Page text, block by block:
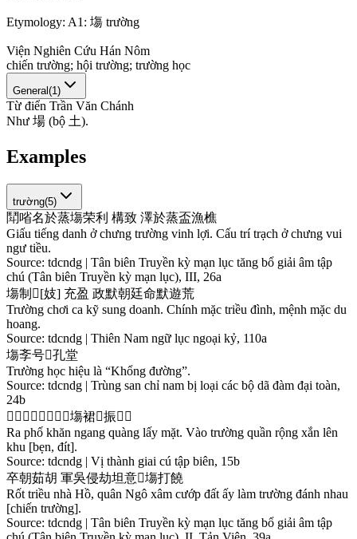
Etymology: A1: 塲 trường
Viện Nghiên Cứu Hán Nôm
chiến trường; hội trường; trường học
General (1 )
Từ điển Trần Văn Chánh
Như 場 (bộ 土).
Examples
trường(5)
鬦㗂名於蒸塲荣利 構致 澤於蒸盃漁樵
Giấu tiếng danh ở chưng trường vinh lợi. Cấu trí trạch ở chưng vui
ngư tiều.
Source: tdcndg | Tân biên Truyền kỳ mạn lục tăng bổ giải âm tập
chú (Tân biên Truyền kỳ mạn lục), III, 26a
塲制 𰙔[妓] 充盈 政默朝廷命默遊荒
Trường chơi ca kỹ sung doanh. Chính mặc triều đình, mệnh mặc du
hoang.
Source: tdcndg | Thiên Nam ngữ lục ngoại kỷ, 110a
塲斈号𱺵孔堂
Trường học hiệu là “Khổng đường”.
Source: tdcndg | Trùng san chỉ nam bị loại các bộ dã đàm đại toàn,
24b
𫥨 庯 巾 昂 挄 𥙩 󰘚 󱚢塲裙𢌌振𨖲 𦟏
Ra phố khăn ngang quàng lấy mặt. Vào trường quần rộng xắn lên
khu [bẹn, đít].
Source: tdcndg | Vị thành giai cú tập biên, 15b
卒朝茹胡 軍吳侵劫坦意𫜵塲打饒
Rốt triều nhà Hồ, quân Ngô xâm cướp đất ấy làm trường đánh nhau
[chiến trường].
Source: tdcndg | Tân biên Truyền kỳ mạn lục tăng bổ giải âm tập